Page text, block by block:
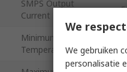
SMPS Output
Current
Minimum Operating
Temperature
We
We gebruiken
personalisatie